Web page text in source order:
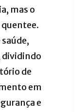
mas o
saúde,
dividindo
de
em
e